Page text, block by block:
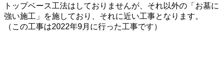
トップベース工法はしておりませんが、それ以外の「お墓に
強い施工」を施しており、それに近い工事となります。
（この工事は2022年9月に行った工事です）